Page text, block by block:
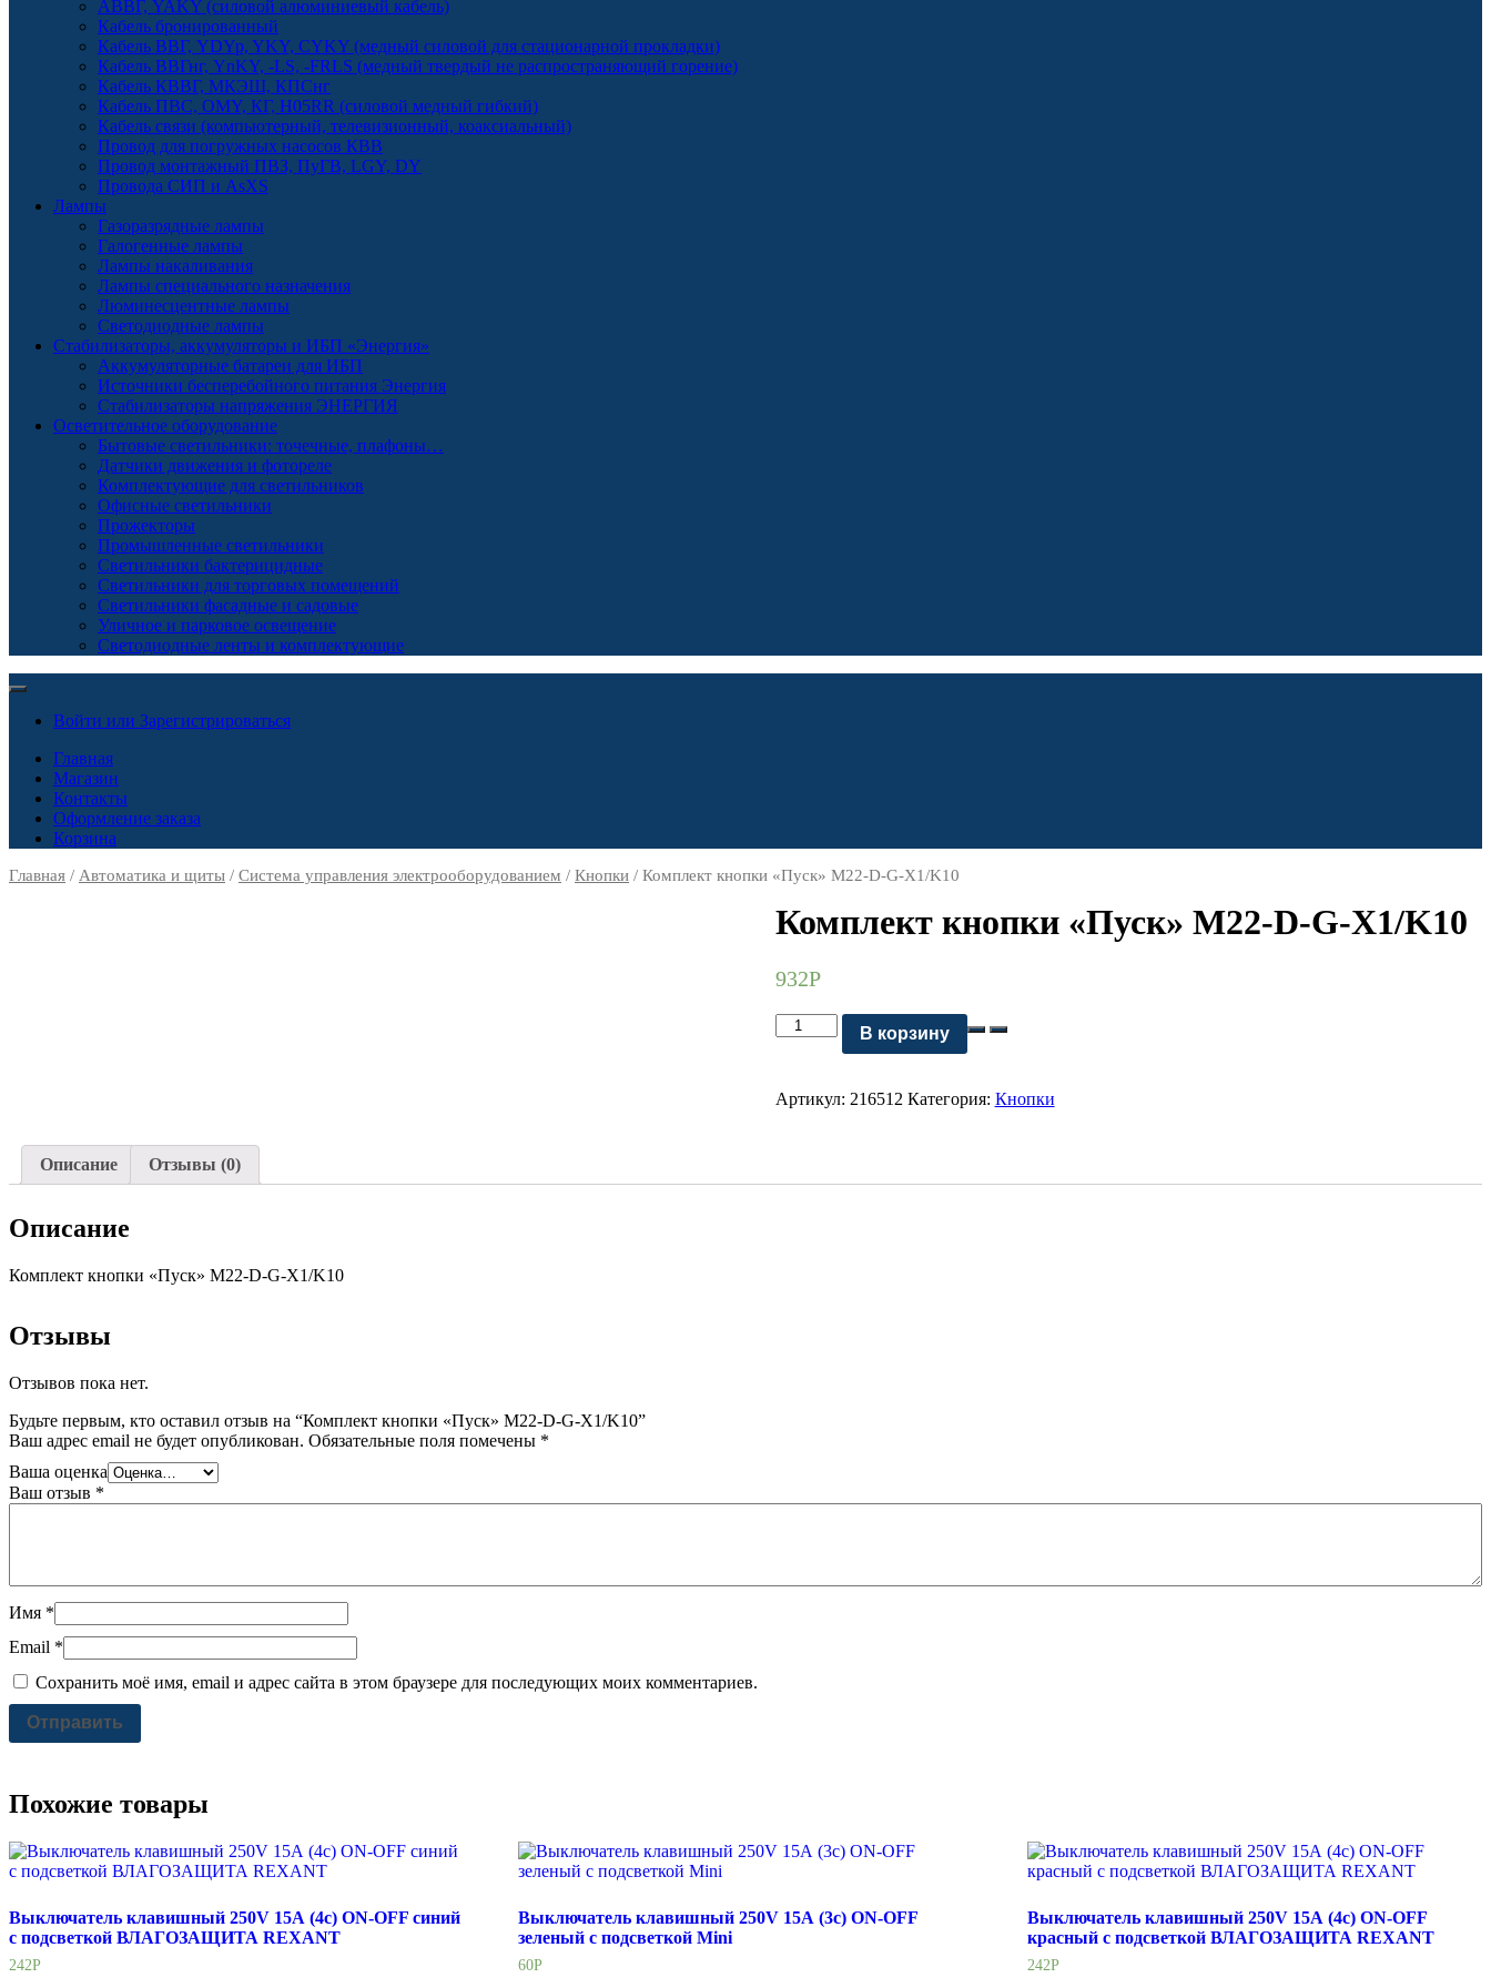
АВВГ, YAKY (силовой алюминиевый кабель)
Кабель бронированный
Кабель ВВГ, YDYp, YKY, CYKY (медный силовой для стационарной прокладки)
Кабель ВВГнг, YnKY, -LS, -FRLS (медный твердый не распространяющий горение)
Кабель КВВГ, МКЭШ, КПСнг
Кабель ПВС, OMY, КГ, H05RR (силовой медный гибкий)
Кабель связи (компьютерный, телевизионный, коаксиальный)
Провод для погружных насосов КВВ
Провод монтажный ПВЗ, ПуГВ, LGY, DY
Провода СИП и AsXS
Лампы
Газоразрядные лампы
Галогенные лампы
Лампы накаливания
Лампы специального назначения
Люминесцентные лампы
Светодиодные лампы
Стабилизаторы, аккумуляторы и ИБП «Энергия»
Аккумуляторные батареи для ИБП
Источники бесперебойного питания Энергия
Стабилизаторы напряжения ЭНЕРГИЯ
Осветительное оборудование
Бытовые светильники: точечные, плафоны…
Датчики движения и фотореле
Комплектующие для светильников
Офисные светильники
Прожекторы
Промышленные светильники
Светильники бактерицидные
Светильники для торговых помещений
Светильники фасадные и садовые
Уличное и парковое освещение
Светодиодные ленты и комплектующие
Войти или Зарегистрироваться
Главная
Магазин
Контакты
Оформление заказа
Корзина
Главная / Автоматика и щиты / Система управления электрооборудованием / Кнопки / Комплект кнопки «Пуск» M22-D-G-X1/K10
Комплект кнопки «Пуск» M22-D-G-X1/K10
932Р
Количество
Комплект
M22-
В корзину
Артикул: 216512 Категория: Кнопки
Описание Отзывы (0)
Описание
Комплект кнопки «Пуск» M22-D-G-X1/K10
Отзывы
Отзывов пока нет.
Будьте первым, кто оставил отзыв на “Комплект кнопки «Пуск» M22-D-G-X1/K10”
Ваш адрес email не будет опубликован. Обязательные поля помечены *
Ваша оценка
Ваш отзыв *
Имя *
Email *
Сохранить моё имя, email и адрес сайта в этом браузере для последующих моих комментариев.
Похожие товары
Выключатель клавишный 250V 15А (4с) ON-OFF синий
с подсветкой ВЛАГОЗАЩИТА REXANT
242Р
Выключатель клавишный 250V 15А (3с) ON-OFF
зеленый с подсветкой Mini
60Р
Выключатель клавишный 250V 15А (4с) ON-OFF
красный с подсветкой ВЛАГОЗАЩИТА REXANT
242Р